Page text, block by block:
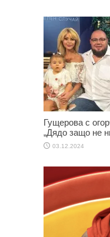
Гущерова с
„Дядо защо не
03.12.2024